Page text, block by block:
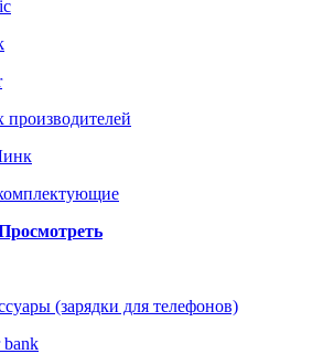
производителей
(зарядки для телефонов)